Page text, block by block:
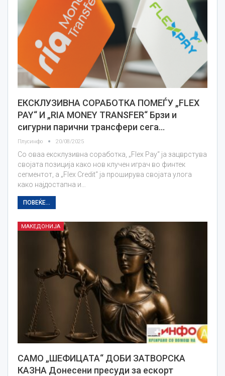
ЕКСКЛУЗИВНА СОРАБОТКА ПОМЕЃУ „FLEX
PAY“ И „RIA MONEY TRANSFER“ Брзи и
сигурни парични трансфери сега…
Плусинфо 20/08/2025
Со оваа ексклузивна соработка, „Flex Pay“ ја зацврстува
својата позиција како нов клучен играч во финтек
сегментот, а „Flex Credit“ ја проширува својата улога
како најдостапна и…
ПОВЕЌЕ...
МАКЕДОНИЈА
САМО „ШЕФИЦАТА“ ДОБИ ЗАТВОРСКА
КАЗНА Донесени пресуди за ескорт